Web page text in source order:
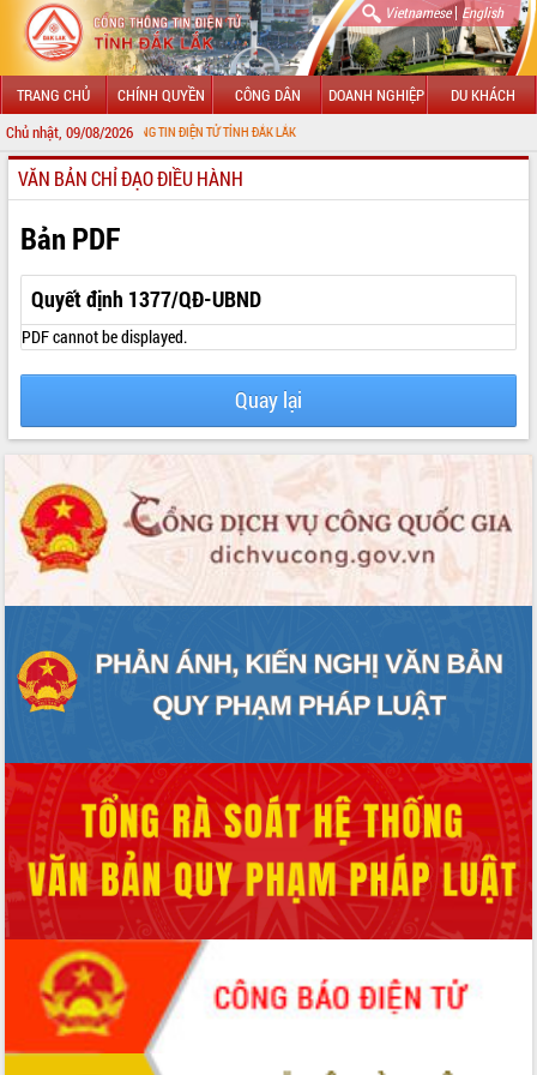
Vietnamese| English
TRANG CHỦ CHÍNH QUYỀN CÔNG DÂN DOANH NGHIỆP DU KHÁCH
Chủ nhật, 09/08/2026
CỔNG THÔNG TIN ĐIỆN TỬ TỈNH ĐẮK LẮK
GIỚI THIỆU
LÃNH ĐẠO UBND TỈNH
TIN TỨC SỰ KIỆN
SỞ, BAN, NGÀNH
UBND CÁC XÃ, PHƯỜNG
THÔNG TIN CHỈ ĐẠO ĐIỀU HÀNH
VĂN BẢN HĐND TỈNH
ĐIỂM TIN VĂN BẢN
VĂN BẢN CHỈ ĐẠO ĐIỀU HÀNH
Bản PDF
Quyết định 1377/QĐ-UBND
PDF cannot be displayed.
Quay lại